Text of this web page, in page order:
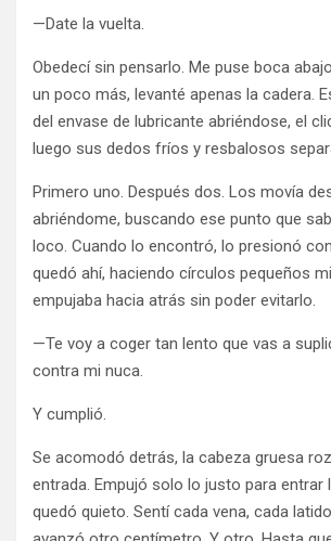
—Date la vuelta.
Obedecí sin pensarlo. Me puse boca
un poco más, levanté apenas la cadera.
del envase de lubricante abriéndose, el
luego sus dedos fríos y resbalosos
Primero uno. Después dos. Los movía
abriéndome, buscando ese punto que
loco. Cuando lo encontró, lo presionó
quedó ahí, haciendo círculos pequeños
empujaba hacia atrás sin poder evitarlo.
—Te voy a coger tan lento que vas a
contra mi nuca.
Y cumplió.
Se acomodó detrás, la cabeza gruesa
entrada. Empujó solo lo justo para entrar
quedó quieto. Sentí cada vena, cada